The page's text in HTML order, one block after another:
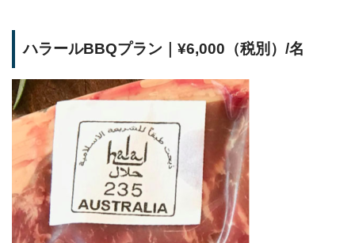
ハラールBBQプラン｜¥6,000（税別）/名